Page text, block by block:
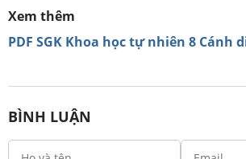
Xem thêm
PDF SGK Khoa học tự nhiên 8 Cánh
BÌNH LUẬN